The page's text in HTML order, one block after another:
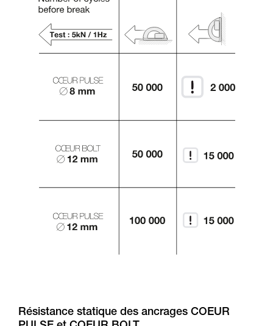
Résistance statique des ancrages COEUR